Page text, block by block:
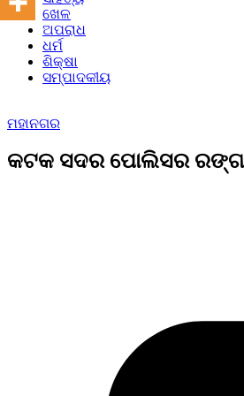
ଖେଳ
ଅପରାଧ
ଧର୍ମ
ଶିକ୍ଷା
ସମ୍ପାଦକୀୟ
ମହାନଗର
କଟକ ସଦର ପୋଲିସର ରଙ୍ଗ